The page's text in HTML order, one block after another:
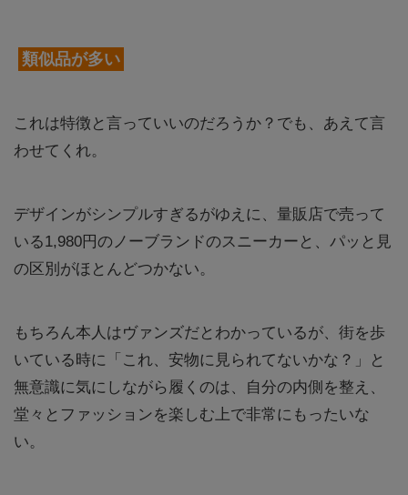
類似品が多い
これは特徴と言っていいのだろうか？でも、あえて言
わせてくれ。
デザインがシンプルすぎるがゆえに、量販店で売って
いる1,980円のノーブランドのスニーカーと、パッと見
の区別がほとんどつかない。
もちろん本人はヴァンズだとわかっているが、街を歩
いている時に「これ、安物に見られてないかな？」と
無意識に気にしながら履くのは、自分の内側を整え、
堂々とファッションを楽しむ上で非常にもったいな
い。